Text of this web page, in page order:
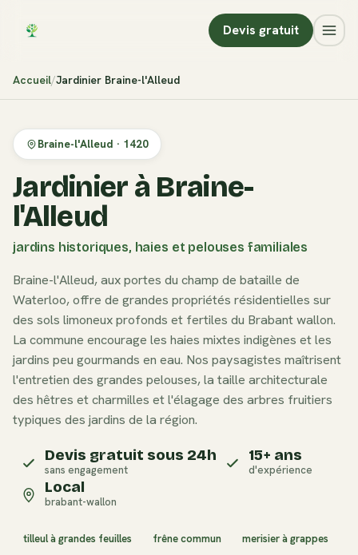
Devis gratuit
Accueil Jardinier Braine-l'Alleud
Braine-l'Alleud · 1420
Jardinier à Braine-
l'Alleud
jardins historiques, haies et pelouses familiales
Braine-l'Alleud, aux portes du champ de bataille de
Waterloo, offre de grandes propriétés résidentielles sur
des sols limoneux profonds et fertiles du Brabant wallon.
La commune encourage les haies mixtes indigènes et les
jardins peu gourmands en eau. Nos paysagistes maîtrisent
l'entretien des grandes pelouses, la taille architecturale
des hêtres et charmilles et l'élagage des arbres fruitiers
typiques des jardins de la région.
Devis gratuit sous 24h
sans engagement
15+ ans
d'expérience
Local
brabant-wallon
tilleul à grandes feuilles frêne commun
merisier à grappes